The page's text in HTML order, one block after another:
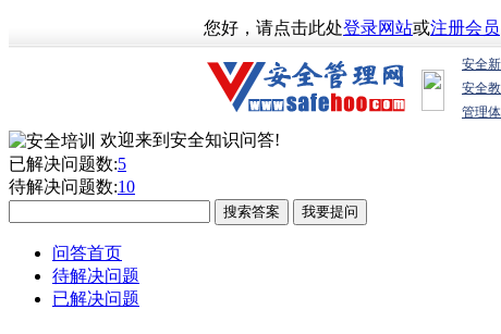
您好，请点击此处登录网站或注册会员
安全
安全
管理
欢迎来到安全知识问答!
已解决问题数:5
待解决问题数:10
问答首页
待解决问题
已解决问题